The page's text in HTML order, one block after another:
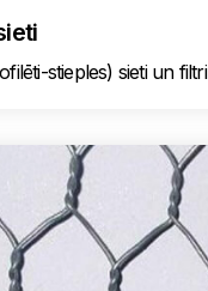
stieples) sieti un filtri